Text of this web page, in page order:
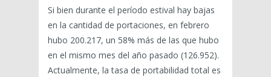
Si bien durante el período estival hay bajas
en la cantidad de portaciones, en febrero
hubo 200.217, un 58% más de las que hubo
en el mismo mes del año pasado (126.952).
Actualmente, la tasa de portabilidad total es